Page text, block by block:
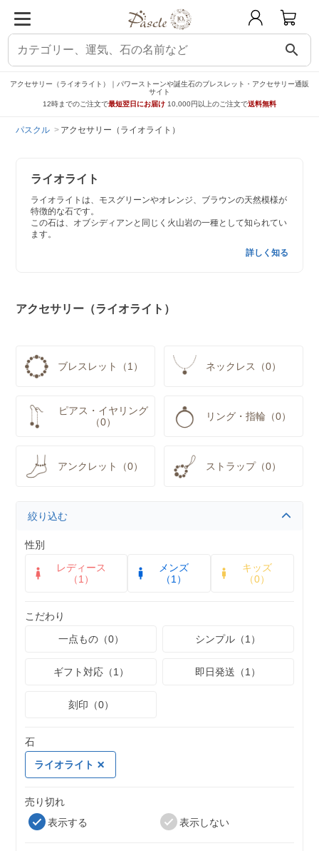
search
アクセサリー（ライオライト）｜パワーストーンや誕生石のブレスレット・アクセサリー通販
サイト
12時までのご注文で最短翌日にお届け 10,000円以上のご注文で送料無料
パスクル アクセサリー（ライオライト）
ライオライト
ライオライトは、モスグリーンやオレンジ、ブラウンの天然模様が
特徴的な石です。
この石は、オブシディアンと同じく火山岩の一種として知られてい
ます。
詳しく知る
アクセサリー（ライオライト）
ブレスレット（1） ネックレス（0）
ピアス・イヤリング
（0）
リング・指輪（0）
アンクレット（0） ストラップ（0）
絞り込む
性別
レディース
（1）
メンズ
（1）
キッズ
（0）
こだわり
一点もの（0）
シンプル（1）
ギフト対応（1） 即日発送（1）
刻印（0）
石
ライオライト
売り切れ
表示する
表示しない